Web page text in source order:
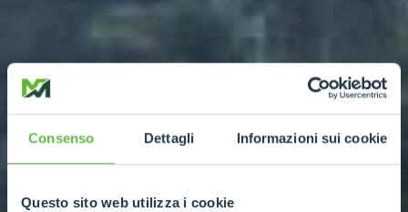
Consenso Dettagli Informazioni sui cookie
Questo sito web utilizza i cookie